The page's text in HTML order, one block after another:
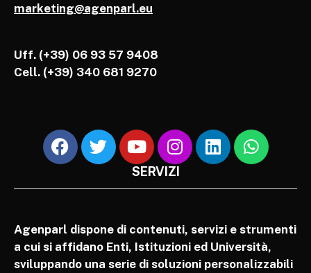
marketing@agenparl.eu
Uff. (+39) 06 93 57 9408
Cell. (+39) 340 681 9270
SERVIZI
Agenparl dispone di contenuti, servizi e strumenti
a cui si affidano Enti, Istituzioni ed Università,
sviluppando una serie di soluzioni personalizzabili